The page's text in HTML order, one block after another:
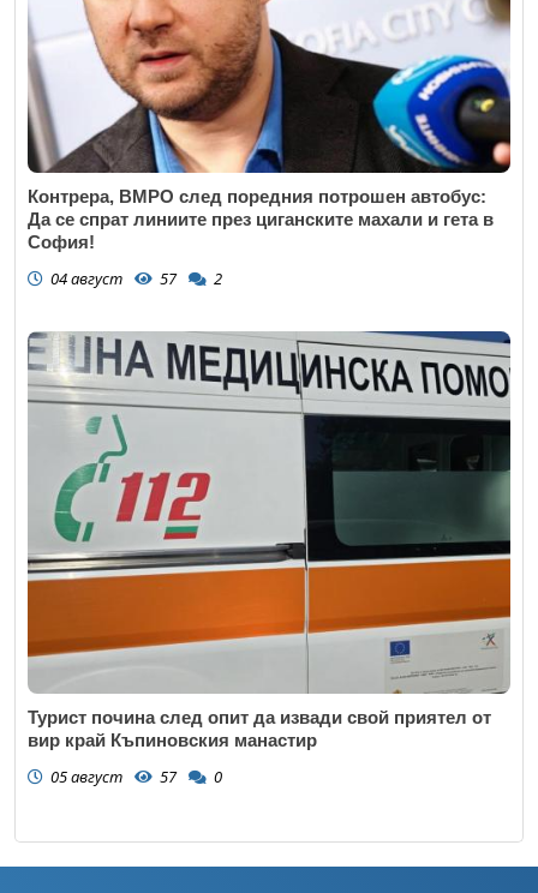
Контрера, ВМРО след поредния потрошен автобус:
Да се спрат линиите през циганските махали и гета в
София!
04 август 57 2
Турист почина след опит да извади свой приятел от
вир край Къпиновския манастир
05 август 57 0